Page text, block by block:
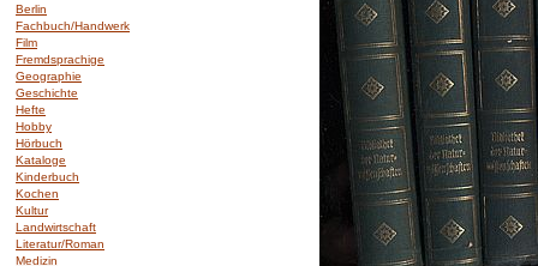
Berlin
Fachbuch/Handwerk
Film
Fremdsprachige
Geographie
Geschichte
Hefte
Hobby
Hörbuch
Kataloge
Kinderbuch
Kochen
Kultur
Landwirtschaft
Literatur/Roman
Medizin